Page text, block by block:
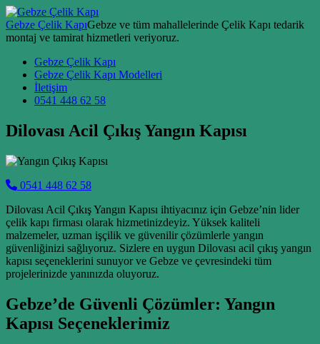
Skip to content
Gebze Çelik KapıGebze ve tüm mahallelerinde Çelik Kapı tedarik
montaj ve tamirat hizmetleri veriyoruz.
Main Navigation
Gebze Çelik Kapı
Gebze Çelik Kapı Modelleri
İletişim
0541 448 62 58
Dilovası Acil Çıkış Yangın Kapısı
0541 448 62 58
Dilovası Acil Çıkış Yangın Kapısı ihtiyacınız için Gebze’nin lider
çelik kapı firması olarak hizmetinizdeyiz. Yüksek kaliteli
malzemeler, uzman işçilik ve güvenilir çözümlerle yangın
güvenliğinizi sağlıyoruz. Sizlere en uygun Dilovası acil çıkış yangın
kapısı seçeneklerini sunuyor ve Gebze ve çevresindeki tüm
projelerinizde yanınızda oluyoruz.
Gebze’de Güvenli Çözümler: Yangın
Kapısı Seçeneklerimiz